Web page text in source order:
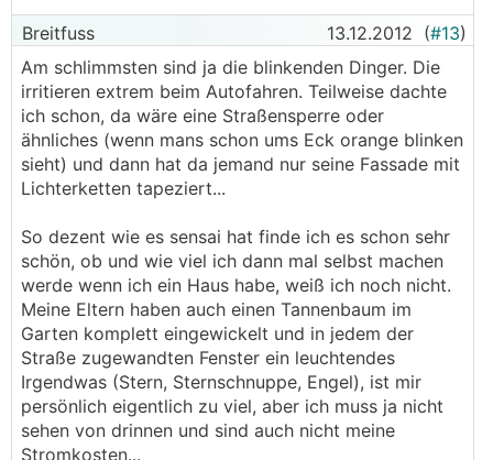
Breitfuss 13.12.2012 (#13)
Am schlimmsten sind ja die blinkenden Dinger. Die
irritieren extrem beim Autofahren. Teilweise dachte
ich schon, da wäre eine Straßensperre oder
ähnliches (wenn mans schon ums Eck orange blinken
sieht) und dann hat da jemand nur seine Fassade mit
Lichterketten tapeziert...
So dezent wie es sensai hat finde ich es schon sehr
schön, ob und wie viel ich dann mal selbst machen
werde wenn ich ein Haus habe, weiß ich noch nicht.
Meine Eltern haben auch einen Tannenbaum im
Garten komplett eingewickelt und in jedem der
Straße zugewandten Fenster ein leuchtendes
Irgendwas (Stern, Sternschnuppe, Engel), ist mir
persönlich eigentlich zu viel, aber ich muss ja nicht
sehen von drinnen und sind auch nicht meine
Stromkosten...